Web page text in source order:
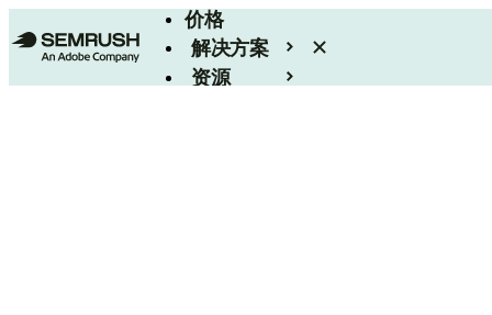
价格
解决方案
资源